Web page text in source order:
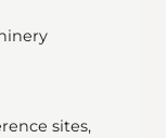
sites,